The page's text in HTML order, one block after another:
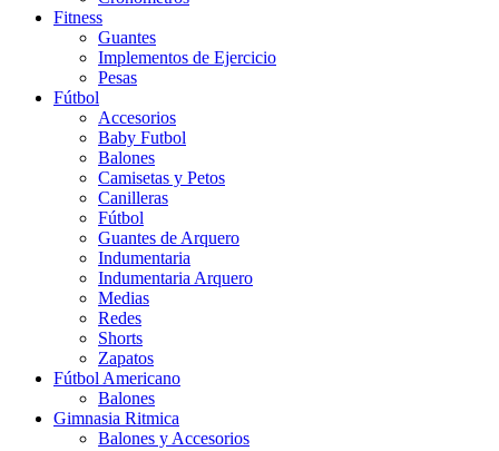
Fitness
Guantes
Implementos de Ejercicio
Pesas
Fútbol
Accesorios
Baby Futbol
Balones
Camisetas y Petos
Canilleras
Fútbol
Guantes de Arquero
Indumentaria
Indumentaria Arquero
Medias
Redes
Shorts
Zapatos
Fútbol Americano
Balones
Gimnasia Ritmica
Balones y Accesorios